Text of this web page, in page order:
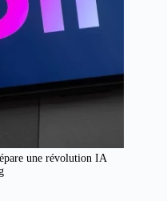
une révolution IA